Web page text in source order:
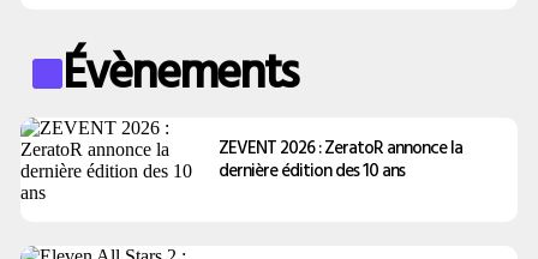
Évènements
ZEVENT 2026 : ZeratoR annonce la
dernière édition des 10 ans